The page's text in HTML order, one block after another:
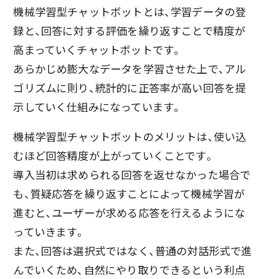
機械学習型チャットボットとは、学習データの登
録と、回答に対する評価を繰り返すことで精度が
高まっていくチャットボットです。
あらかじめ膨大なデータを学習させた上で、アル
ゴリズムに則り、統計的に正答率が高い回答を提
示していく仕組みになっています。
機械学習型チャットボットのメリットは、使い込
むほど回答精度が上がっていくことです。
導入当初は求められる回答を返せなかった場合で
も、質疑応答を繰り返すことによって機械学習が
進むと、ユーザーが求める応答を行えるようにな
っていきます。
また、回答は選択式ではなく、普通の対話形式で進
んでいくため、自然にやり取りできるという利点